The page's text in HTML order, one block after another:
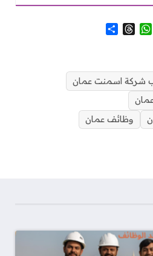
W
s
A
p
p
a
d
e
شركة اسمنت عمان
وظائف عمان